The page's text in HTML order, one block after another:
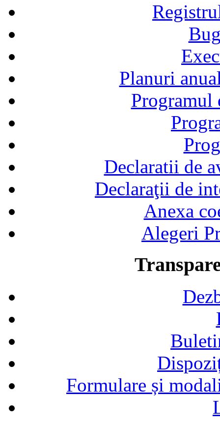
Planuri
Declaratii de
Declaraţii de
Anexa
Alegeri
Formulare și